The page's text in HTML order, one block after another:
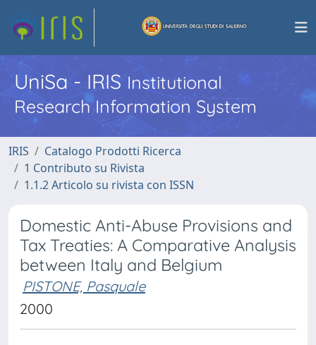
UniSa - IRISInstitutional
Research Information System
IRIS
Catalogo Prodotti Ricerca
1 Contributo su Rivista
1.1.2 Articolo su rivista con ISSN
Domestic Anti-Abuse Provisions and
Tax Treaties: A Comparative Analysis
between Italy and Belgium
PISTONE, Pasquale
2000